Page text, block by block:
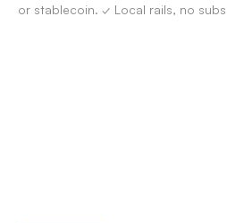
or stablecoin. ✓ Local rails, no